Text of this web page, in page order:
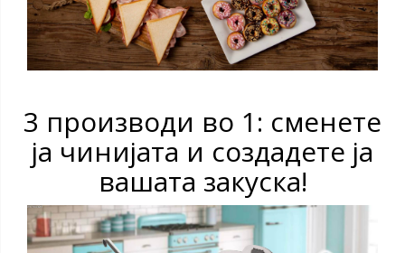
3 производи во 1: сменете
ја чинијата и создадете ја
вашата закуска!